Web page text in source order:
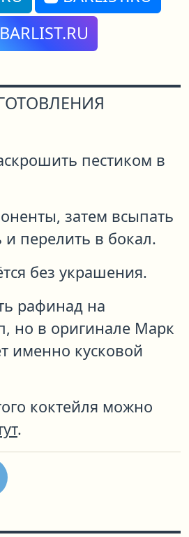
BARLIST.RU
пестиком в
затем всыпать
и перелить в бокал.
без украшения.
рафинад на
но в оригинале Марк
именно кусковой
коктейля можно
.